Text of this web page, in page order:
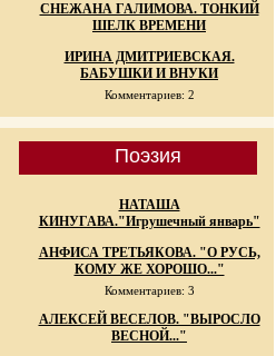
СНЕЖАНА ГАЛИМОВА. ТОНКИЙ
ШЕЛК ВРЕМЕНИ
ИРИНА ДМИТРИЕВСКАЯ.
БАБУШКИ И ВНУКИ
Комментариев: 2
Поэзия
НАТАША
КИНУГАВА."Игрушечный январь"
АНФИСА ТРЕТЬЯКОВА. "О РУСЬ,
КОМУ ЖЕ ХОРОШО..."
Комментариев: 3
АЛЕКСЕЙ ВЕСЕЛОВ. "ВЫРОСЛО
ВЕСНОЙ..."